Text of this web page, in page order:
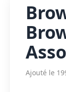
Ajouté le